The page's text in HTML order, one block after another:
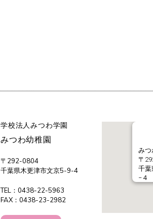
学校法人みつわ学園
みつわ幼稚園
〒292-0804
千葉県木更津市文京5-9-4
TEL：0438-22-5963
FAX：0438-23-2982
みつ
〒
千葉
−４